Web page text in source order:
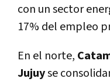
con un sector
17% del empleo
En el norte,
Jujuyse